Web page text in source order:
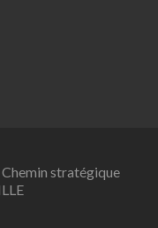
stratégique